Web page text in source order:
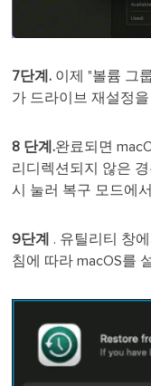
7단계. 이제 "볼륨 그
가 드라이브 재설정
8 단계.완료되면
리디렉션되지 않은
시 눌러 복구 모드에
9단계
. 유틸리티 창
침에 따라 macOS를